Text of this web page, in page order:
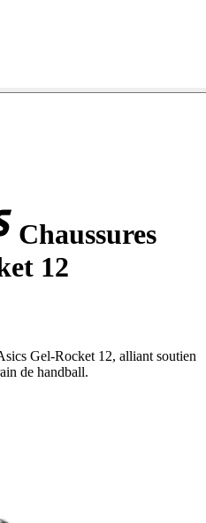
Chaussures
12
Gel-Rocket 12, alliant soutien
de handball.